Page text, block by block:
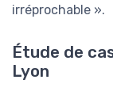
irréprochable ».
Étude de
Lyon